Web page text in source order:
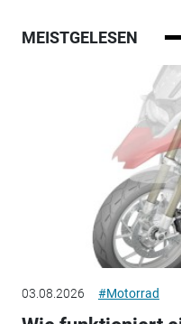
MEISTGELESEN
03.08.2026 #Motorrad